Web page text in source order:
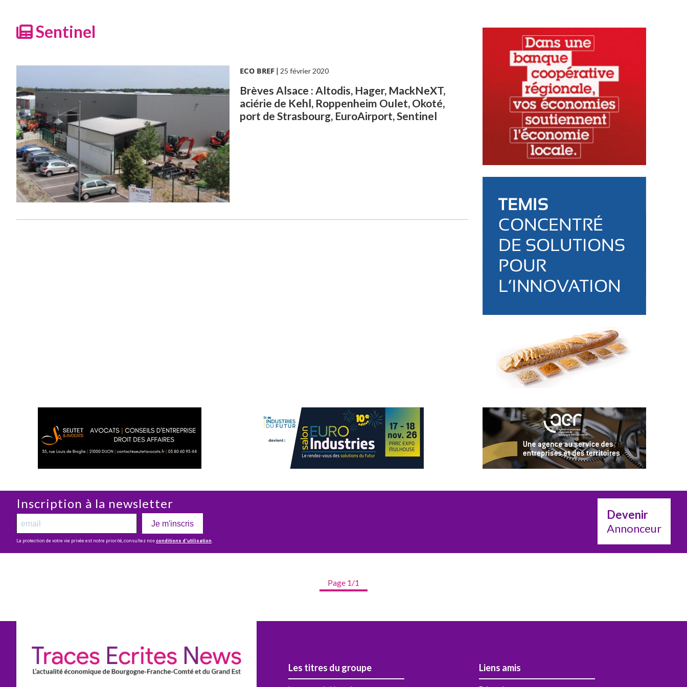
Sentinel
ECO BREF| 25 février 2020
Brèves Alsace : Altodis, Hager, MackNeXT,
aciérie de Kehl, Roppenheim Oulet, Okoté,
port de Strasbourg, EuroAirport, Sentinel
Inscription à la newsletter
Je m'inscris
La protection de votre vie privée est notre priorité, consultez nos conditions d’utilisation.
Devenir
Annonceur
Page 1/1
Les titres du groupe Liens amis